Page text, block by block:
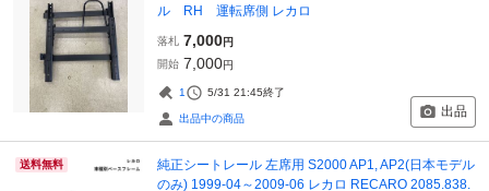
ル RH 運転席側 レカロ
落札 7,000円
開始 7,000円
1 5/31 21:45終了
出品中の商品 出品
送料無料
純正シートレール 左席用 S2000 AP1, AP2(日本モデル
のみ) 1999-04～2009-06 レカロ RECARO 2085.838.